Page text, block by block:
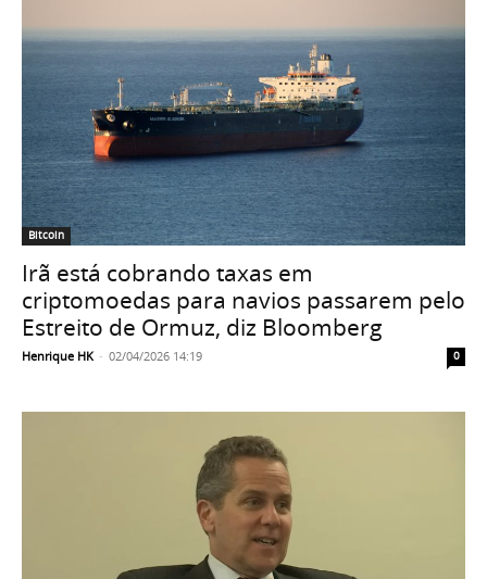
Bitcoin
Irã está cobrando taxas em
criptomoedas para navios passarem pelo
Estreito de Ormuz, diz Bloomberg
Henrique HK - 02/04/2026 14:19 0